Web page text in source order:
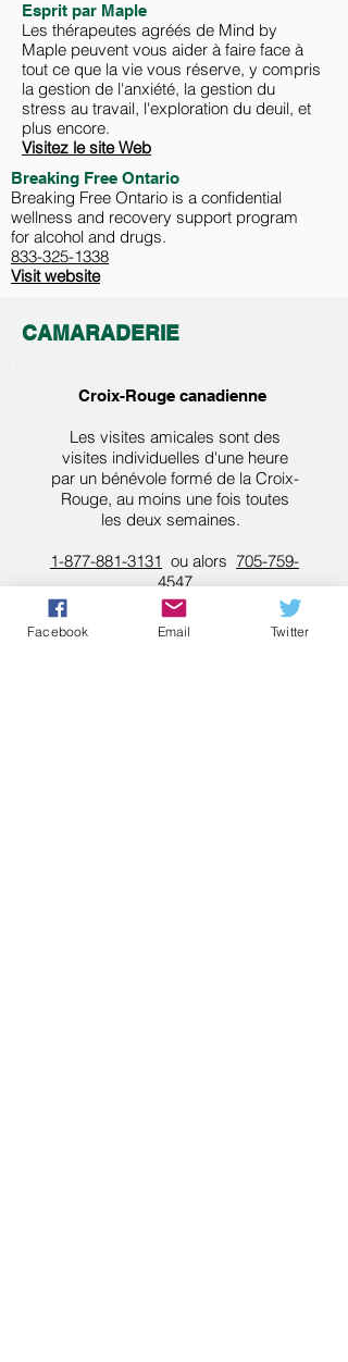
Esprit par Maple
Les thérapeutes agréés de Mind by
Maple peuvent vous aider à faire face à
tout ce que la vie vous réserve, y compris
la gestion de l'anxiété, la gestion du
stress au travail, l'exploration du deuil, et
plus encore.
Visitez le site Web
Breaking Free Ontario
Breaking Free Ontario is a confidential
wellness and recovery support program
for alcohol and drugs.
833-325-1338
Visit website
CAMARADERIE
Croix-Rouge canadienne
Les visites amicales sont des
visites individuelles d'une heure
par un bénévole formé de la Croix-
Rouge, au moins une fois toutes
les deux semaines.
1-877-881-3131 ou alors 705-759-
4547
475, chemin Trunk, unité 5
Sault Ste. Marie
Facebook Email Twitter